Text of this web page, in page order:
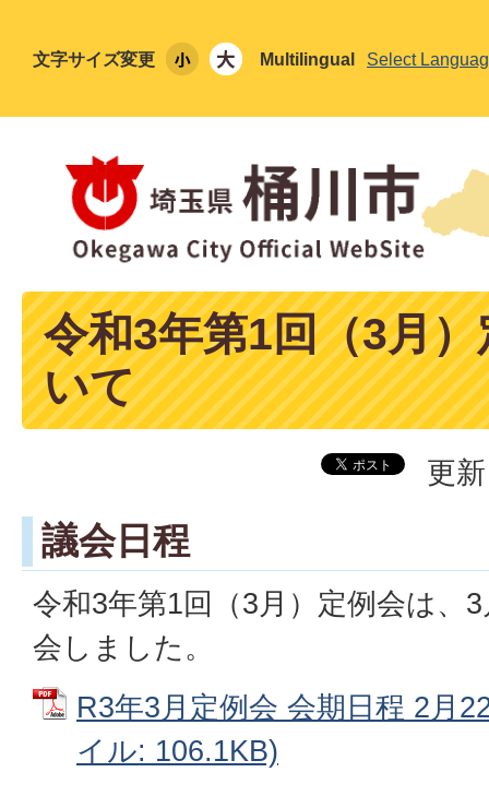
文字サイズ変更 Multilingual Select
令和3年第1回（3月
いて
更
議会日程
令和3年第1回（3月）定例会は、
会しました。
R3年3月定例会 会期日程 2月
イル: 106.1KB)